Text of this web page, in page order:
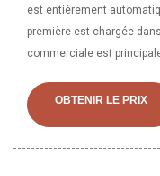
est entièrement
première est chargée
commerciale est
les usines d'huile
moyennes usines de
OBTENIR LE PRIX